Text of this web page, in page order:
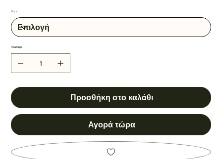
Size
Ποσότητα
Προσθήκη στο καλάθι
Αγορά τώρα